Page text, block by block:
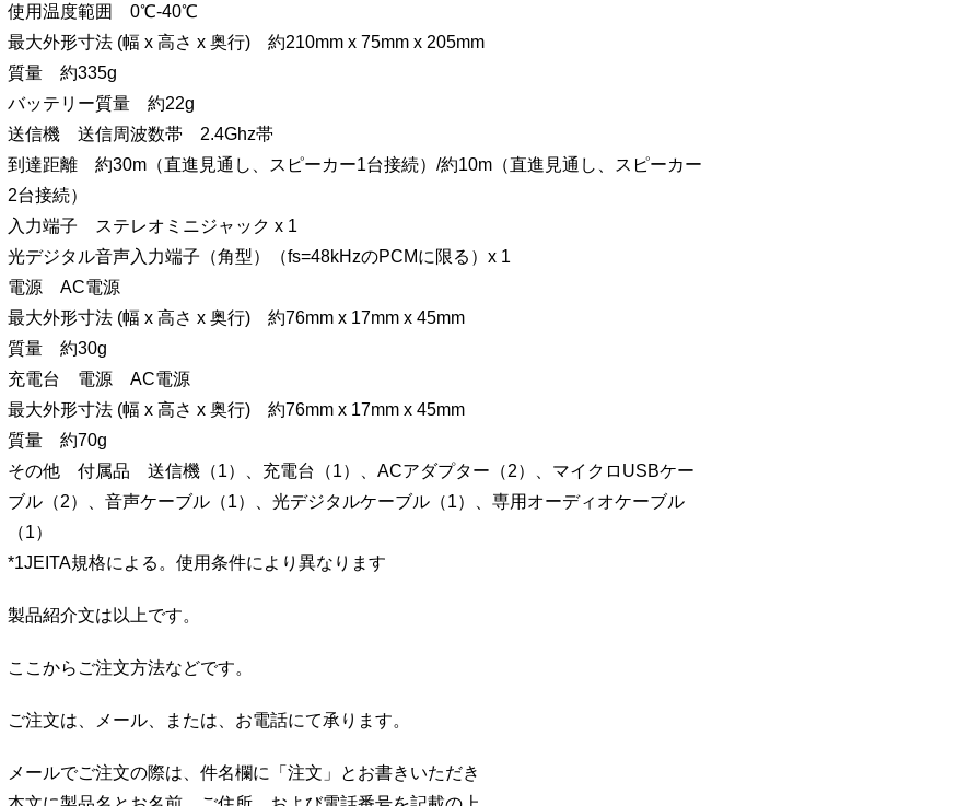
使用温度範囲 0℃-40℃
最大外形寸法 (幅 x 高さ x 奥行) 約210mm x 75mm x 205mm
質量 約335g
バッテリー質量 約22g
送信機 送信周波数帯 2.4Ghz帯
到達距離 約30m（直進見通し、スピーカー1台接続）/約10m（直進見通し、スピーカー
2台接続）
入力端子 ステレオミニジャック x 1
光デジタル音声入力端子（角型）（fs=48kHzのPCMに限る）x 1
電源 AC電源
最大外形寸法 (幅 x 高さ x 奥行) 約76mm x 17mm x 45mm
質量 約30g
充電台 電源 AC電源
最大外形寸法 (幅 x 高さ x 奥行) 約76mm x 17mm x 45mm
質量 約70g
その他 付属品 送信機（1）、充電台（1）、ACアダプター（2）、マイクロUSBケー
ブル（2）、音声ケーブル（1）、光デジタルケーブル（1）、専用オーディオケーブル
（1）
*1JEITA規格による。使用条件により異なります
製品紹介文は以上です。
ここからご注文方法などです。
ご注文は、メール、または、お電話にて承ります。
メールでご注文の際は、件名欄に「注文」とお書きいただき